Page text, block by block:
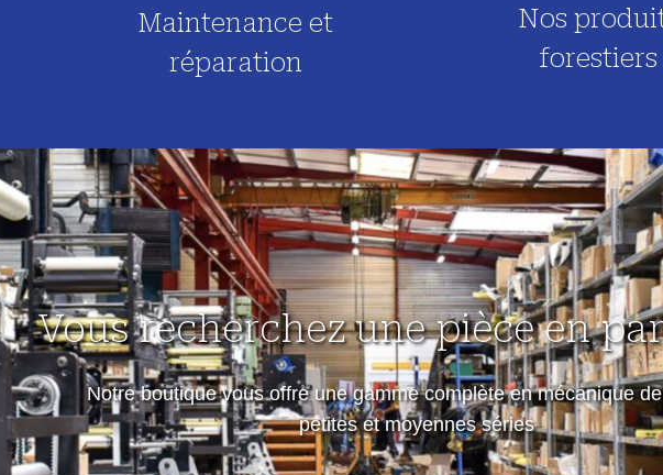
Maintenance et
réparation
Nos
forestiers
Vous recherchez une pièce en
Notre boutique vous offre une gamme complète en mécanique
petites et moyennes séries